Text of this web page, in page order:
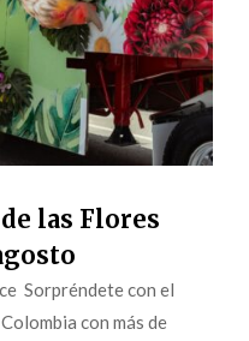
las Flores
Sorpréndete con el
con más de